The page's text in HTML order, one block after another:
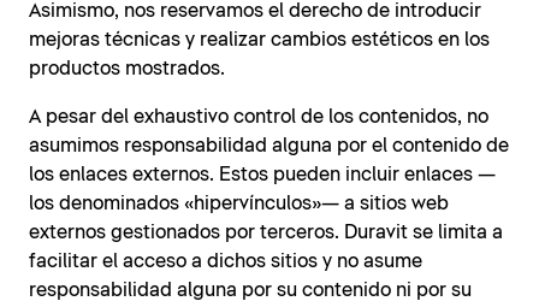
Asimismo, nos reservamos el derecho de introducir
mejoras técnicas y realizar cambios estéticos en los
productos mostrados.
A pesar del exhaustivo control de los contenidos, no
asumimos responsabilidad alguna por el contenido de
los enlaces externos. Estos pueden incluir enlaces —
los denominados «hipervínculos»— a sitios web
externos gestionados por terceros. Duravit se limita a
facilitar el acceso a dichos sitios y no asume
responsabilidad alguna por su contenido ni por su